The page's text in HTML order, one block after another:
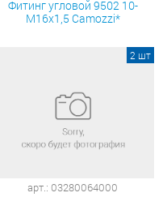
Фитинг угловой 9502 10-
М16х1,5 Camozzi*
арт.: 03280064000
2 шт